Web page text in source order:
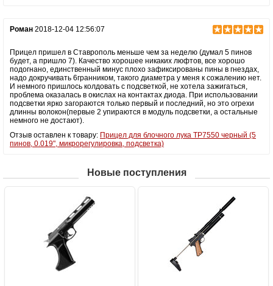
Роман 2018-12-04 12:56:07
Прицел пришел в Ставрополь меньше чем за неделю (думал 5 пинов
будет, а пришло 7). Качество хорошее никаких люфтов, все хорошо
подогнано, единственный минус плохо зафиксированы пины в гнездах,
надо докручивать 6гранником, такого диаметра у меня к сожалению нет.
И немного пришлось колдовать с подсветкой, не хотела зажигаться,
проблема оказалась в окислах на контактах диода. При использовании
подсветки ярко загораются только первый и последний, но это огрехи
длинны волокон(первые 2 упираются в модуль подсветки, а остальные
немного не достают).
Отзыв оставлен к товару: Прицел для блочного лука TP7550 черный (5
пинов, 0.019", микрорегулировка, подсветка)
Новые поступления